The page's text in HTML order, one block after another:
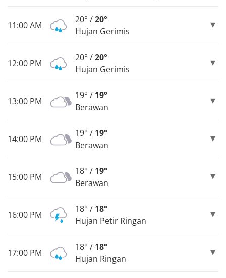
11:00 AM
20° /20°
Hujan Gerimis
12:00 PM
20° /20°
Hujan Gerimis
13:00 PM
19° / 19°
Berawan
14:00 PM
19° / 19°
Berawan
15:00 PM
18° / 19°
Berawan
16:00 PM
18° / 18°
Hujan Petir Ringan
17:00 PM
18° / 18°
Hujan Ringan